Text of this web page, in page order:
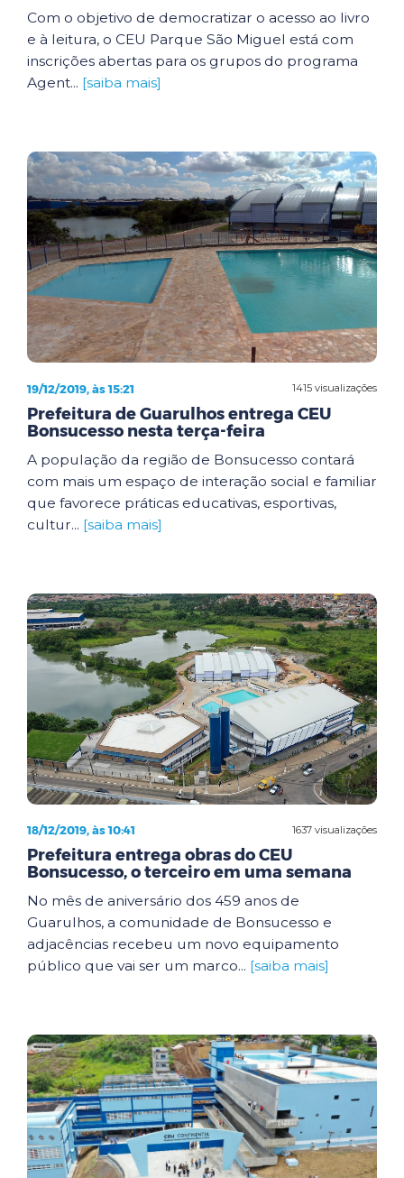
Com o objetivo de democratizar o acesso ao livro
e à leitura, o CEU Parque São Miguel está com
inscrições abertas para os grupos do programa
Agent... [saiba mais]
1415 visualizações
19/12/2019, às 15:21
Prefeitura de Guarulhos entrega CEU
Bonsucesso nesta terça-feira
A população da região de Bonsucesso contará
com mais um espaço de interação social e familiar
que favorece práticas educativas, esportivas,
cultur... [saiba mais]
1637 visualizações
18/12/2019, às 10:41
Prefeitura entrega obras do CEU
Bonsucesso, o terceiro em uma semana
No mês de aniversário dos 459 anos de
Guarulhos, a comunidade de Bonsucesso e
adjacências recebeu um novo equipamento
público que vai ser um marco... [saiba mais]